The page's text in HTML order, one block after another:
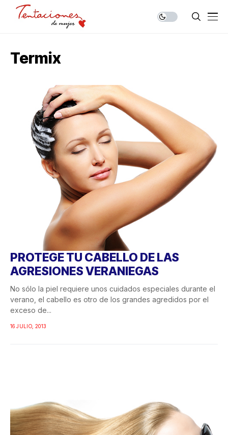
Termix
PROTEGE TU CABELLO DE LAS
AGRESIONES VERANIEGAS
No sólo la piel requiere unos cuidados especiales durante el
verano, el cabello es otro de los grandes agredidos por el
exceso de...
16 JULIO, 2013